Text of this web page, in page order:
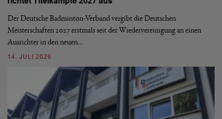
Der Deutsche Badminton-Verband vergibt die Deutschen
Meisterschaften 2027 erstmals seit der Wiedervereinigung an einen
Ausrichter in den neuen…
14. JULI 2026